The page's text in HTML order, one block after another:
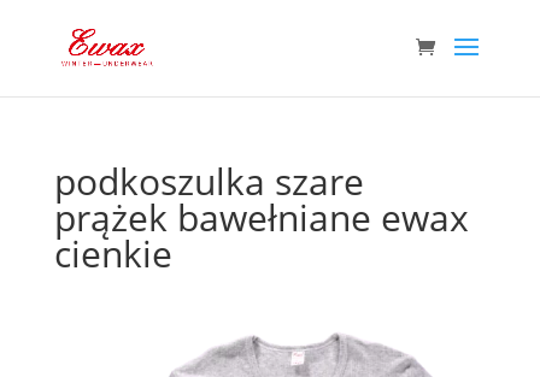
podkoszulka szare
prążek bawełniane ewax
cienkie